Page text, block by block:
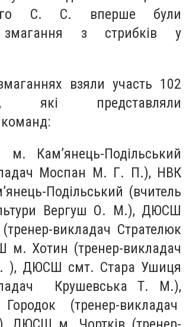
С. С. вперше були
змагання з стрибків у
взяли участь 102
які представляли
Подільський
Моспан М. Г. П.), НВК
Подільський (вчитель
Вергуш О. М.), ДЮСШ
викладач Стрателюк
Хотин (тренер-викладач
), ДЮСШ смт. Стара Ушиця
Крушевська Т. М.),
(тренер-викладач